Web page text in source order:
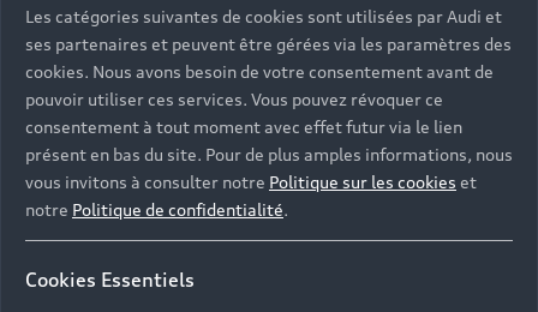
Les catégories suivantes de cookies sont utilisées par Audi et
ses partenaires et peuvent être gérées via les paramètres des
cookies. Nous avons besoin de votre consentement avant de
pouvoir utiliser ces services. Vous pouvez révoquer ce
consentement à tout moment avec effet futur via le lien
présent en bas du site. Pour de plus amples informations, nous
vous invitons à consulter notre Politique sur les cookies et
notre Politique de confidentialité.
Cookies Essentiels